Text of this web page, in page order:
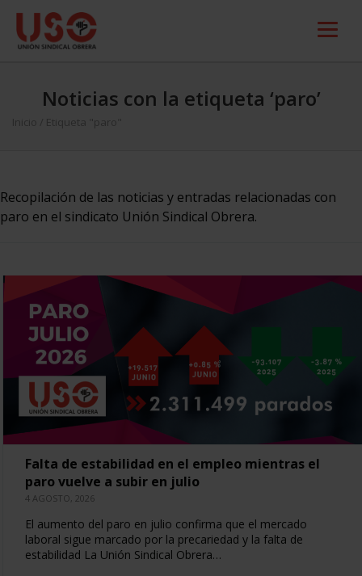
Noticias con la etiqueta ‘paro’
Inicio Etiqueta "paro"
Recopilación de las noticias y entradas relacionadas con
paro en el sindicato Unión Sindical Obrera.
Falta de estabilidad en el empleo mientras el
paro vuelve a subir en julio
4 AGOSTO, 2026
El aumento del paro en julio confirma que el mercado
laboral sigue marcado por la precariedad y la falta de
estabilidad La Unión Sindical Obrera…